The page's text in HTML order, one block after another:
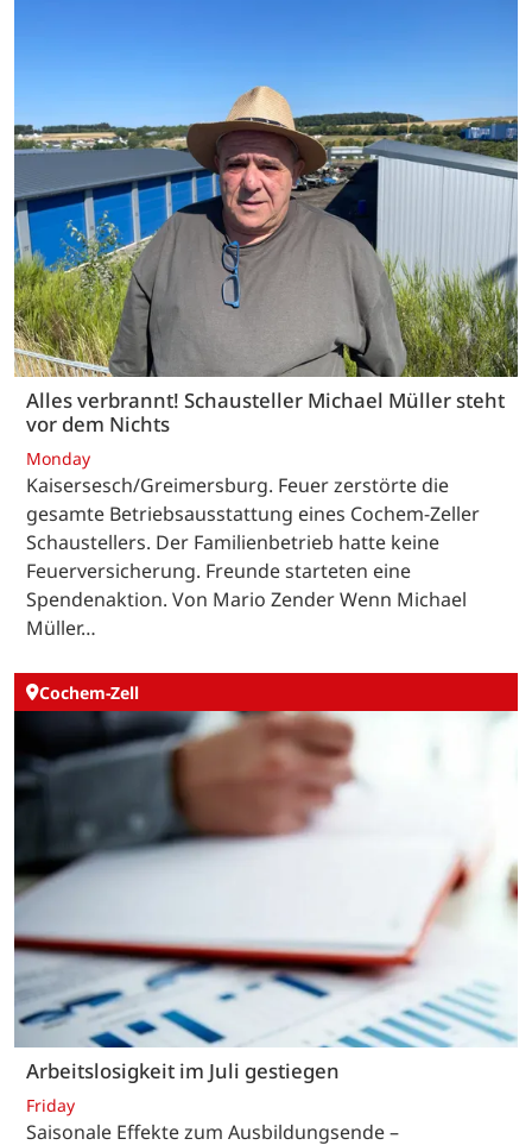
Alles verbrannt! Schausteller Michael Müller steht
vor dem Nichts
Monday
Kaisersesch/Greimersburg. Feuer zerstörte die
gesamte Betriebsausstattung eines Cochem-Zeller
Schaustellers. Der Familienbetrieb hatte keine
Feuerversicherung. Freunde starteten eine
Spendenaktion. Von Mario Zender Wenn Michael
Müller…
Cochem-Zell
Arbeitslosigkeit im Juli gestiegen
Friday
Saisonale Effekte zum Ausbildungsende –